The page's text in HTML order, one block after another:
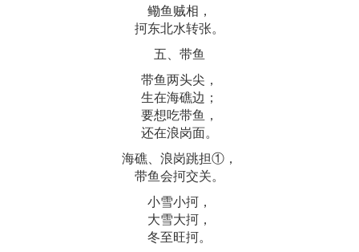
鳓鱼贼相，
抲东北水转张。
五、带鱼
带鱼两头尖，
生在海礁边；
要想吃带鱼，
还在浪岗面。
海礁、浪岗跳担①，
带鱼会抲交关。
小雪小抲，
大雪大抲，
冬至旺抲。